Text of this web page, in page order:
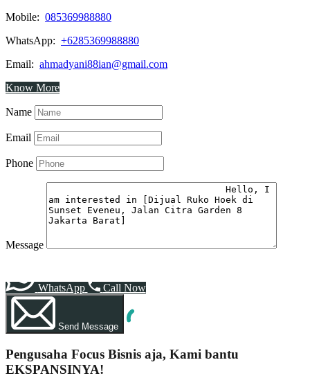
Mobile: 085369988880
WhatsApp: +6285369988880
Email: ahmadyani88ian@gmail.com
Know More
Name
Email
Phone
Message
WhatsApp Call Now
Send Message
Pengusaha Focus Bisnis aja, Kami bantu
EKSPANSINYA!